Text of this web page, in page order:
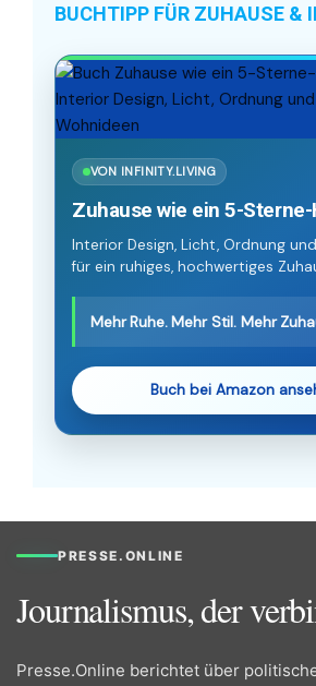
BUCHTIPP FÜR ZUHAUSE &
VON INFINITY.LIVING
Zuhause wie ein 5-
Interior Design, Licht, Ordnung
für ein ruhiges, hochwertiges
Mehr Ruhe. Mehr Stil. Mehr
Buch bei Amazon
PRESSE.ONLINE
Journalismus, der
Presse.Online berichtet über